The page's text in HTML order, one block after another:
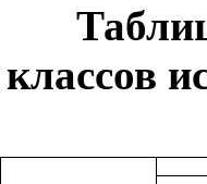
классов